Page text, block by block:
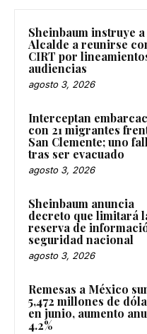
Sheinbaum instruye a
Alcalde a reunirse
CIRT por
audiencias
agosto 3, 2026
Interceptan
con 21 migrantes
San Clemente; uno
tras ser evacuado
agosto 3, 2026
Sheinbaum anuncia
decreto que limitará
reserva de
seguridad nacional
agosto 3, 2026
Remesas a México
5,472 millones de
en junio, aumento
4.2%